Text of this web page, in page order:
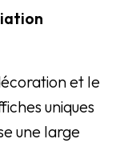
et le
uniques
une large